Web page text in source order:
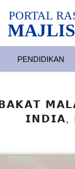
PORTAL
PENDIDIKAN
𝗕𝗔𝗞𝗔𝗧
𝗜𝗡𝗗𝗜𝗔,